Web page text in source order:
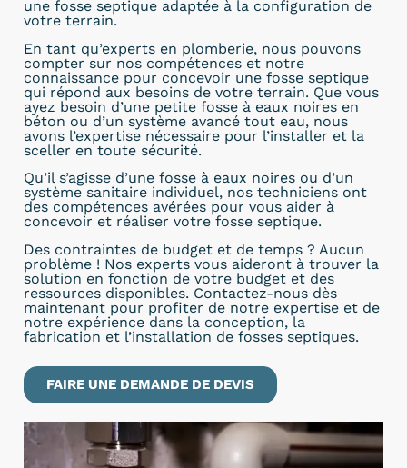
une fosse septique adaptée à la configuration de
votre terrain.
En tant qu’experts en plomberie, nous pouvons
compter sur nos compétences et notre
connaissance pour concevoir une fosse septique
qui répond aux besoins de votre terrain. Que vous
ayez besoin d’une petite fosse à eaux noires en
béton ou d’un système avancé tout eau, nous
avons l’expertise nécessaire pour l’installer et la
sceller en toute sécurité.
Qu’il s’agisse d’une fosse à eaux noires ou d’un
système sanitaire individuel, nos techniciens ont
des compétences avérées pour vous aider à
concevoir et réaliser votre fosse septique.
Des contraintes de budget et de temps ? Aucun
problème ! Nos experts vous aideront à trouver la
solution en fonction de votre budget et des
ressources disponibles. Contactez-nous dès
maintenant pour profiter de notre expertise et de
notre expérience dans la conception, la
fabrication et l’installation de fosses septiques.
FAIRE UNE DEMANDE DE DEVIS